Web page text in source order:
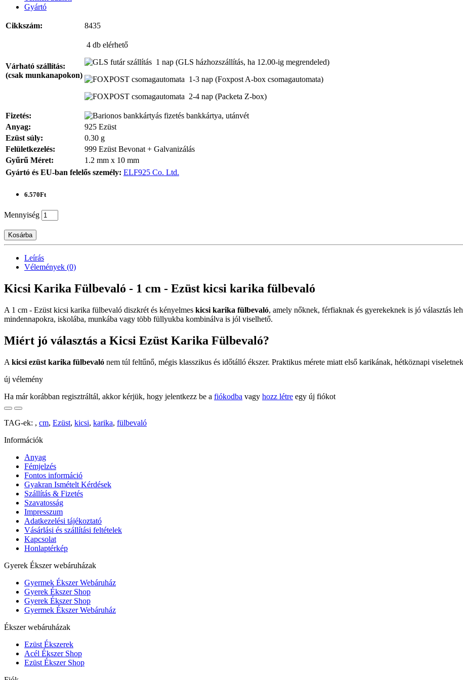
Gyártó
Cikkszám: 8435
Várható szállítás:
(csak munkanapokon)
4 db elérhető
1 nap (GLS házhozszállítás, ha 12.00-ig megrendeled)
1-3 nap (Foxpost A-box csomagautomata)
2-4 nap (Packeta Z-box)
Fizetés:
bankkártya, utánvét
Anyag:
925 Ezüst
Ezüst súly:
0.30 g
Felületkezelés:
999 Ezüst Bevonat + Galvanizálás
Gyűrű Méret:
1.2 mm x 10 mm
Gyártó és EU-ban felelős személy: ELF925 Co. Ltd.
6.570Ft
Mennyiség
Kosárba
Leírás
Vélemények (0)
Kicsi Karika Fülbevaló - 1 cm - Ezüst kicsi karika fülbevaló
A 1 cm - Ezüst kicsi karika fülbevaló diszkrét és kényelmes kicsi karika fülbevaló, amely nőknek, férfiaknak és gyerekeknek is jó választás
mindennapokra, iskolába, munkába vagy több füllyukba kombinálva is jól viselhető.
Miért jó választás a Kicsi Ezüst Karika Fülbevaló?
A kicsi ezüst karika fülbevaló nem túl feltűnő, mégis klasszikus és időtálló ékszer. Praktikus mérete miatt első karikának, hétköznapi
új vélemény
Ha már korábban regisztráltál, akkor kérjük, hogy jelentkezz be a fiókodba vagy hozz létre egy új fiókot
TAG-ek: , cm, Ezüst, kicsi, karika, fülbevaló
Információk
Anyag
Fémjelzés
Fontos információ
Gyakran Ismételt Kérdések
Szállítás & Fizetés
Szavatosság
Impresszum
Adatkezelési tájékoztató
Vásárlási és szállítási feltételek
Kapcsolat
Honlaptérkép
Gyerek Ékszer webáruházak
Gyermek Ékszer Webáruház
Gyerek Ékszer Shop
Gyerek Ékszer Shop
Gyermek Ékszer Webáruház
Ékszer webáruházak
Ezüst Ékszerek
Acél Ékszer Shop
Ezüst Ékszer Shop